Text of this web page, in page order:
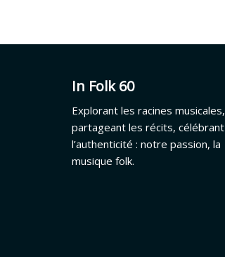
In Folk 60
Explorant les racines musicales,
partageant les récits, célébrant
l’authenticité : notre passion, la
musique folk.